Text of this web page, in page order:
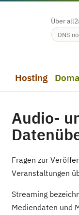
Über
Hosting
Audio-
Fragen zur
Veranstaltungen
Streaming
Mediendaten und